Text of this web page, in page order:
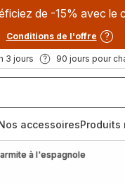
de -15% avec le
Conditions de l'offre
3 jours 90 jours pour
accessoiresProduits
à l'espagnole